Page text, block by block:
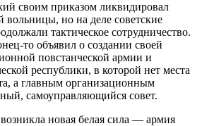
своим приказом ликвидировал
но на деле советские
тактическое сотрудничество.
то объявил о создании своей
повстанческой армии и
республики, в которой нет места
а главным организационным
самоуправляющийся совет.
новая белая сила — армия